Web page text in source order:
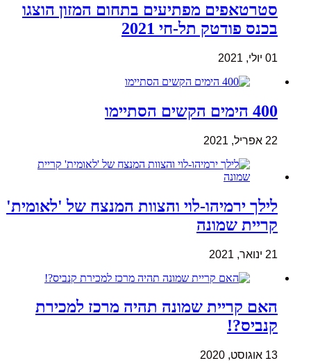
סטרטאפים מפתיעים בתחום המזון הוצגו
בכנס פודטק תל-חי 2021
01 יולי, 2021
400 הימים הקשים הסתיימו
22 אפריל, 2021
לילך ירמיהו-לוי והצוות המנצח של 'לאומית'
קריית שמונה
21 ינואר, 2021
האם קריית שמונה תהיה מרכז למכירת
קנביס?!
13 אוגוסט, 2020